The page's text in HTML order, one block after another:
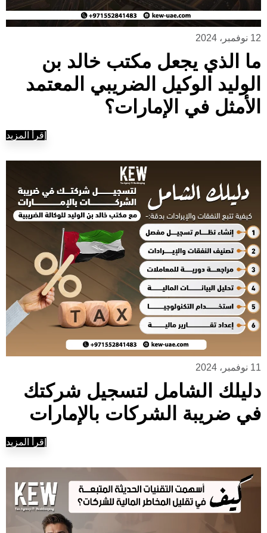
12 نوفمبر، 2024
ما الذي يجعل مكتب خالد بن
الوليد الوكيل الضريبي المعتمد
الأمثل في الإمارات؟
إقرأ المزيد
11 نوفمبر، 2024
دليلك الشامل لتسجيل شركتك
في ضريبة الشركات بالإمارات
إقرأ المزيد